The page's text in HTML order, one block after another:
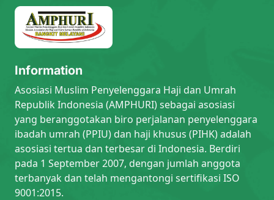
Information
Asosiasi Muslim Penyelenggara Haji dan Umrah
Republik Indonesia (AMPHURI) sebagai asosiasi
yang beranggotakan biro perjalanan penyelenggara
ibadah umrah (PPIU) dan haji khusus (PIHK) adalah
asosiasi tertua dan terbesar di Indonesia. Berdiri
pada 1 September 2007, dengan jumlah anggota
terbanyak dan telah mengantongi sertifikasi ISO
9001:2015.